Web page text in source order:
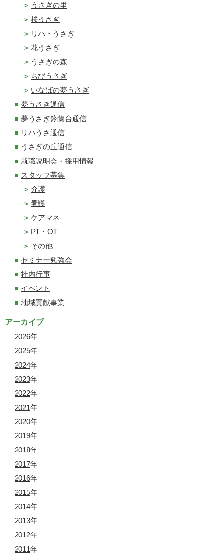
うさぎの里
桜うさぎ
リハ・うさぎ
花うさぎ
うさぎの森
ちびうさぎ
いなばの夢うさぎ
夢うさぎ通信
夢うさぎ鈴蘭台通信
リハうさ通信
うさぎの丘通信
就職説明会・採用情報
スタッフ募集
介護
看護
ケアマネ
PT・OT
その他
セミナー勉強会
社内行事
イベント
地域貢献事業
アーカイブ
2026年
2025年
2024年
2023年
2022年
2021年
2020年
2019年
2018年
2017年
2016年
2015年
2014年
2013年
2012年
2011年